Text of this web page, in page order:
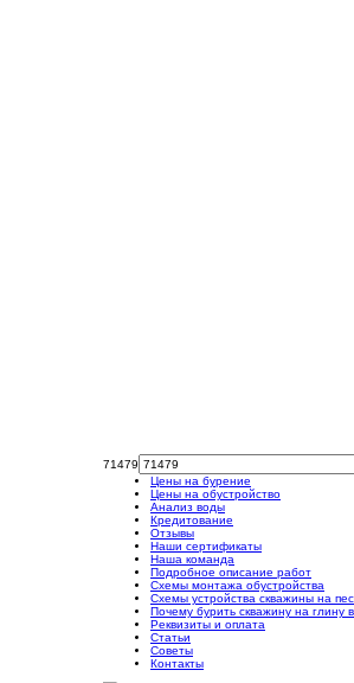
71479
Цены на бурение
Цены на обустройство
Анализ воды
Кредитование
Отзывы
Наши сертификаты
Наша команда
Подробное описание работ
Схемы монтажа обустройства
Схемы устройства скважины на
Почему бурить скважину на глину
Реквизиты и оплата
Статьи
Советы
Контакты